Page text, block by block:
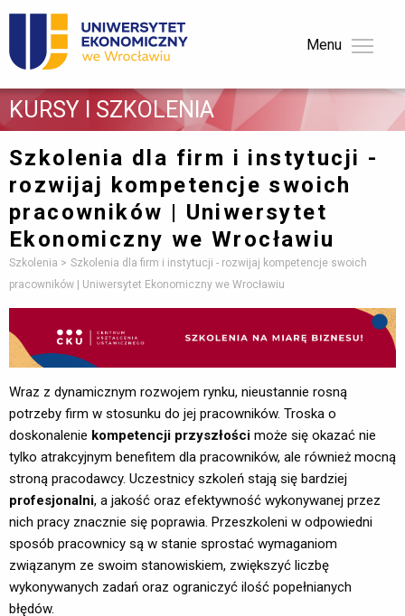
Menu
KURSY I SZKOLENIA
Szkolenia dla firm i instytucji -
rozwijaj kompetencje swoich
pracowników | Uniwersytet
Ekonomiczny we Wrocławiu
Szkolenia
Szkolenia dla firm i instytucji - rozwijaj kompetencje swoich
pracowników | Uniwersytet Ekonomiczny we Wrocławiu
Wraz z dynamicznym rozwojem rynku, nieustannie rosną
potrzeby firm w stosunku do jej pracowników. Troska o
doskonalenie kompetencji przyszłości może się okazać nie
tylko atrakcyjnym benefitem dla pracowników, ale również mocną
stroną pracodawcy. Uczestnicy szkoleń stają się bardziej
profesjonalni, a jakość oraz efektywność wykonywanej przez
nich pracy znacznie się poprawia. Przeszkoleni w odpowiedni
sposób pracownicy są w stanie sprostać wymaganiom
związanym ze swoim stanowiskiem, zwiększyć liczbę
wykonywanych zadań oraz ograniczyć ilość popełnianych
błędów.